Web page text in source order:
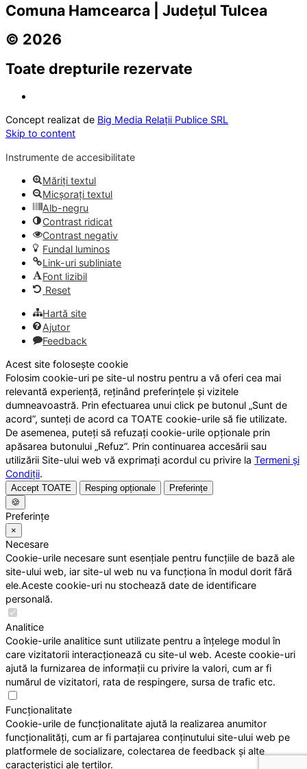
Comuna Hamcearca | Județul Tulcea
© 2026
Toate drepturile rezervate
Concept realizat de Big Media Relații Publice SRL
Skip to content
Instrumente de accesibilitate
Măriți textul
Micșorați textul
Alb-negru
Contrast ridicat
Contrast negativ
Fundal luminos
Link-uri subliniate
Font lizibil
Reset
Hartă site
Ajutor
Feedback
Acest site folosește cookie
Folosim cookie-uri pe site-ul nostru pentru a vă oferi cea mai
relevantă experiență, reținând preferințele și vizitele
dumneavoastră. Prin efectuarea unui click pe butonul „Sunt de
acord”, sunteți de acord ca TOATE cookie-urile să fie utilizate.
De asemenea, puteți să refuzați cookie-urile opționale prin
apăsarea butonului „Refuz”. Prin continuarea accesării sau
utilizării Site-ului web vă exprimați acordul cu privire la Termeni și
Condiții.
Accept TOATE Resping opționale
Preferințe
🍪
Preferințe
×
Necesare
Cookie-urile necesare sunt esențiale pentru funcțiile de bază ale
site-ului web, iar site-ul web nu va funcționa în modul dorit fără
ele.Aceste cookie-uri nu stochează date de identificare
personală.
Analitice
Cookie-urile analitice sunt utilizate pentru a înțelege modul în
care vizitatorii interacționează cu site-ul web. Aceste cookie-uri
ajută la furnizarea de informații cu privire la valori, cum ar fi
numărul de vizitatori, rata de respingere, sursa de trafic etc.
Funcționalitate
Cookie-urile de funcționalitate ajută la realizarea anumitor
funcționalități, cum ar fi partajarea conținutului site-ului web pe
platformele de socializare, colectarea de feedback și alte
caracteristici ale terților.